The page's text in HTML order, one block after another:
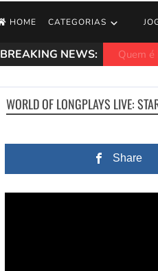
HOME CATEGORIAS
BREAKING NEWS: O
WORLD OF LONGPLAYS LIVE:
Share